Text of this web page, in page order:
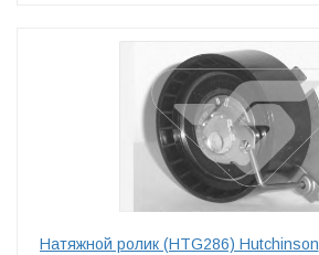
Натяжной ролик (HTG286) Hutchinson